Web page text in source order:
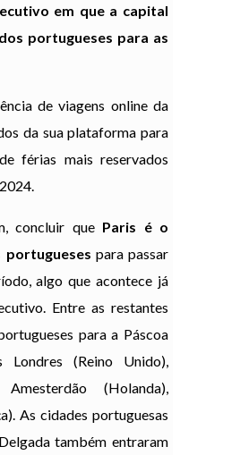
em que a capital
portugueses para as
de viagens online da
da sua plataforma para
férias mais reservados
concluir que Paris é o
para passar
algo que acontece já
Entre as restantes
para a Páscoa
Londres (Reino Unido),
Amesterdão (Holanda),
As cidades portuguesas
também entraram